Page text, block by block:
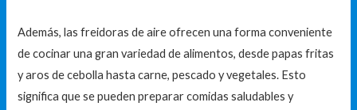
Además, las freidoras de aire ofrecen una forma conveniente
de cocinar una gran variedad de alimentos, desde papas fritas
y aros de cebolla hasta carne, pescado y vegetales. Esto
significa que se pueden preparar comidas saludables y